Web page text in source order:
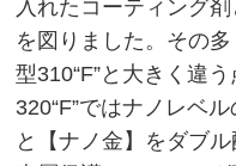
入れたコーティング
を図りました。その
型310“F”と大きく違
320“F”ではナノレベ
と【ナノ金】をダブ